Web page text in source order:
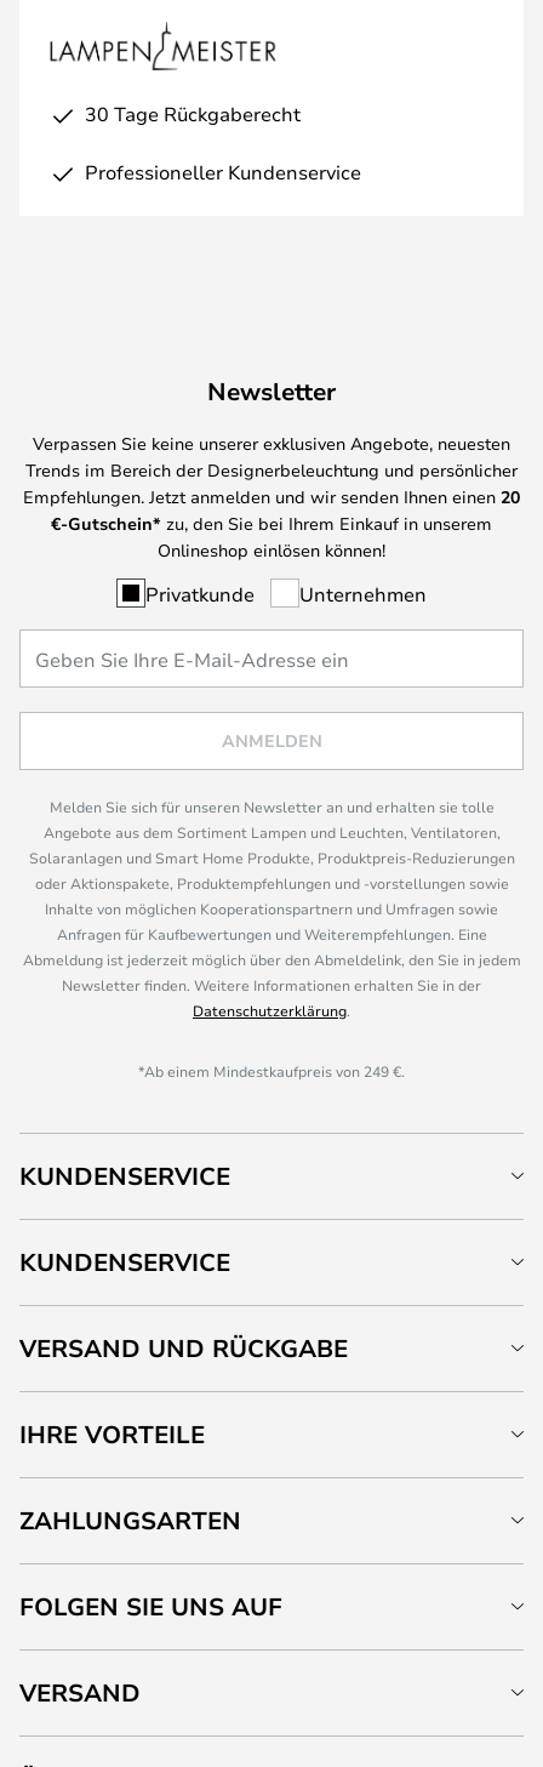
30 Tage Rückgaberecht
Professioneller Kundenservice
Newsletter
Verpassen Sie keine unserer exklusiven Angebote, neuesten
Trends im Bereich der Designerbeleuchtung und persönlicher
Empfehlungen. Jetzt anmelden und wir senden Ihnen einen 20
€-Gutschein* zu, den Sie bei Ihrem Einkauf in unserem
Onlineshop einlösen können!
Privatkunde Unternehmen
ANMELDEN
Melden Sie sich für unseren Newsletter an und erhalten sie tolle
Angebote aus dem Sortiment Lampen und Leuchten, Ventilatoren,
Solaranlagen und Smart Home Produkte, Produktpreis-Reduzierungen
oder Aktionspakete, Produktempfehlungen und -vorstellungen sowie
Inhalte von möglichen Kooperationspartnern und Umfragen sowie
Anfragen für Kaufbewertungen und Weiterempfehlungen. Eine
Abmeldung ist jederzeit möglich über den Abmeldelink, den Sie in jedem
Newsletter finden. Weitere Informationen erhalten Sie in der
Datenschutzerklärung.
*Ab einem Mindestkaufpreis von 249 €.
KUNDENSERVICE
KUNDENSERVICE
VERSAND UND RÜCKGABE
IHRE VORTEILE
ZAHLUNGSARTEN
FOLGEN SIE UNS AUF
VERSAND